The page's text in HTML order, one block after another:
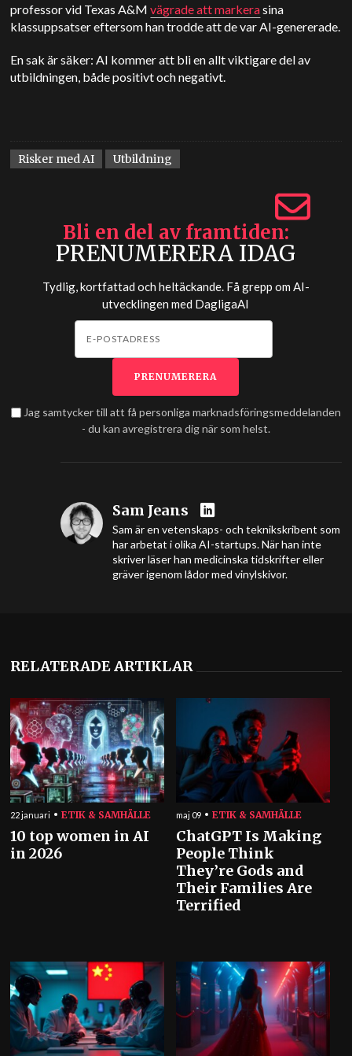
professor vid Texas A&Mvägrade att markerasina
klassuppsatser eftersom han trodde att de var AI-genererade.
En sak är säker: AI kommer att bli en allt viktigare del av
utbildningen, både positivt och negativt.
Risker med AI Utbildning
Bli en del av framtiden
PRENUMERERA IDAG
Tydlig, kortfattad och heltäckande. Få grepp om AI-
utvecklingen med DagligaAI
Jag samtycker till att få personliga marknadsföringsmeddelanden
- du kan avregistrera dig när som helst.
Sam Jeans
Sam är en vetenskaps- och teknikskribent som
har arbetat i olika AI-startups. När han inte
skriver läser han medicinska tidskrifter eller
gräver igenom lådor med vinylskivor.
RELATERADE ARTIKLAR
22 januari ETIK & SAMHÄLLE
10 top women in AI
in 2026
maj 09 ETIK & SAMHÄLLE
ChatGPT Is Making
People Think
They’re Gods and
Their Families Are
Terrified